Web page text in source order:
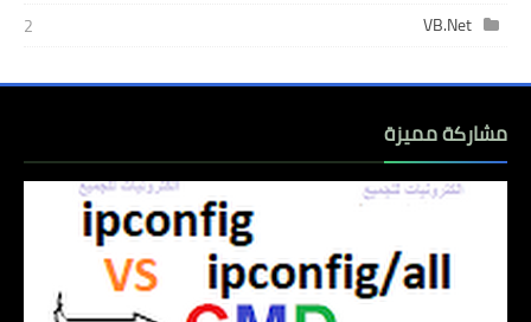
VB.Net
2
مشاركة مميزة